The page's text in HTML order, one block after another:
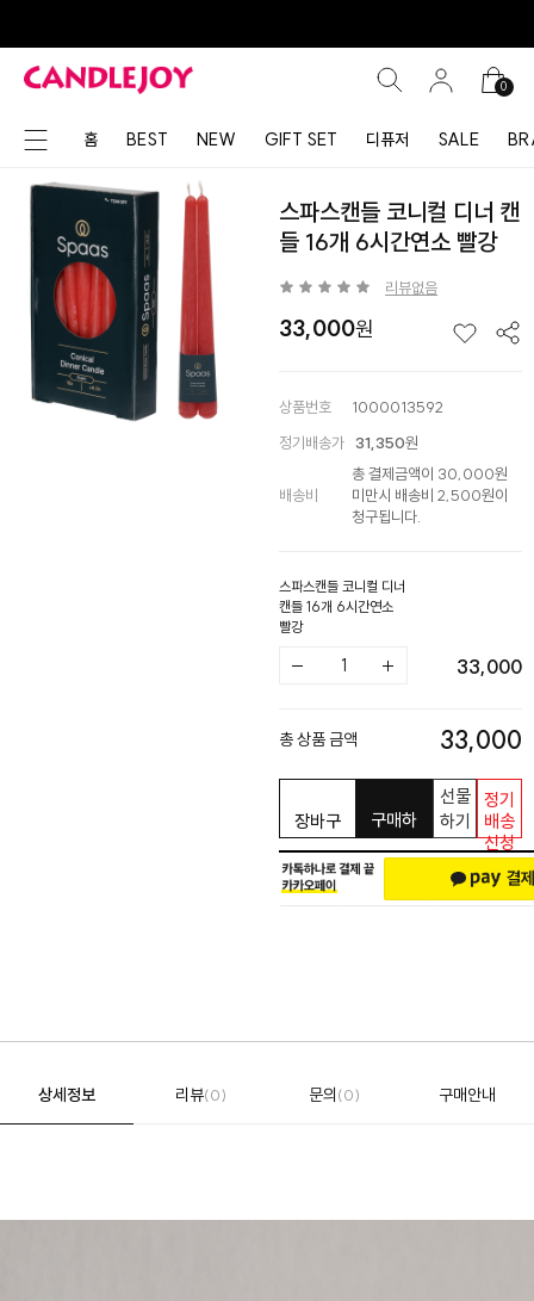
0
홈 BEST NEW GIFT SET 디퓨저 SALE
스파스캔들 코니컬 디너 캔
들 16개 6시간연소 빨강
리뷰없음
33,000
상품번호
1000013592
정기배송가
31,350원
배송비
총 결제금액이 30,000원
미만시 배송비 2,500원이
청구됩니다.
스파스캔들 코니컬 디너
캔들 16개 6시간연소
빨강
33,000
총 상품 금액 33,000
장바구
니
구매하
선물
하기
정기
배송
신청
상세정보 리뷰(0) 문의(0) 구매안내